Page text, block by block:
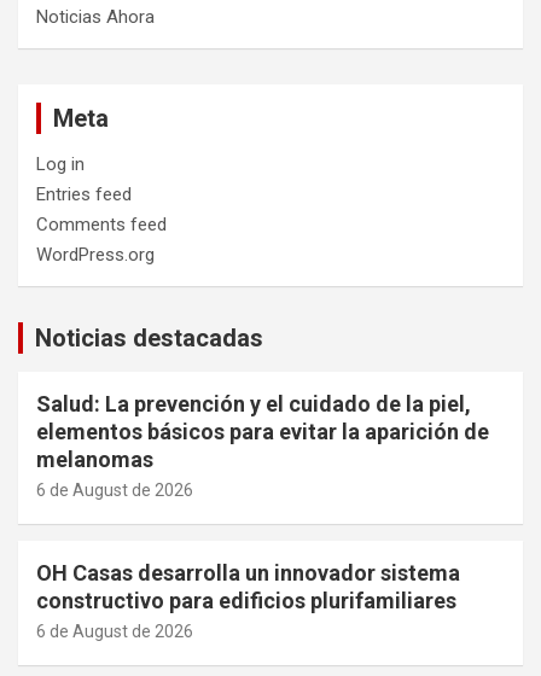
Noticias Ahora
Meta
Log in
Entries feed
Comments feed
WordPress.org
Noticias destacadas
Salud: La prevención y el cuidado de la piel,
elementos básicos para evitar la aparición de
melanomas
6 de August de 2026
OH Casas desarrolla un innovador sistema
constructivo para edificios plurifamiliares
6 de August de 2026